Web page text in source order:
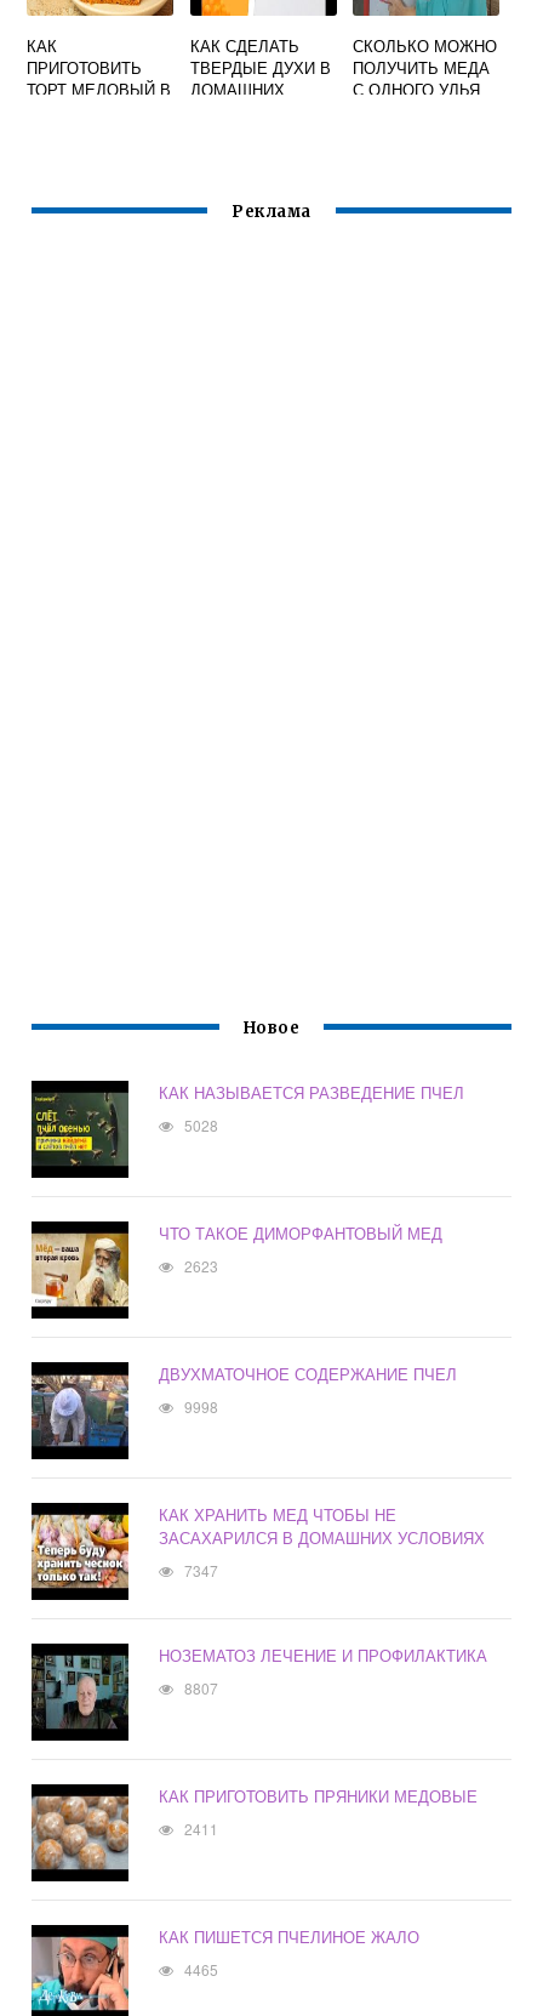
КАК
ПРИГОТОВИТЬ
ТОРТ МЕДОВЫЙ В
КАК СДЕЛАТЬ
ТВЕРДЫЕ ДУХИ В
ДОМАШНИХ
СКОЛЬКО МОЖНО
ПОЛУЧИТЬ МЕДА
С ОДНОГО УЛЬЯ
Реклама
Новое
КАК НАЗЫВАЕТСЯ РАЗВЕДЕНИЕ ПЧЕЛ
5028
ЧТО ТАКОЕ ДИМОРФАНТОВЫЙ МЕД
2623
ДВУХМАТОЧНОЕ СОДЕРЖАНИЕ ПЧЕЛ
9998
КАК ХРАНИТЬ МЕД ЧТОБЫ НЕ
ЗАСАХАРИЛСЯ В ДОМАШНИХ УСЛОВИЯХ
7347
НОЗЕМАТОЗ ЛЕЧЕНИЕ И ПРОФИЛАКТИКА
8807
КАК ПРИГОТОВИТЬ ПРЯНИКИ МЕДОВЫЕ
2411
КАК ПИШЕТСЯ ПЧЕЛИНОЕ ЖАЛО
4465